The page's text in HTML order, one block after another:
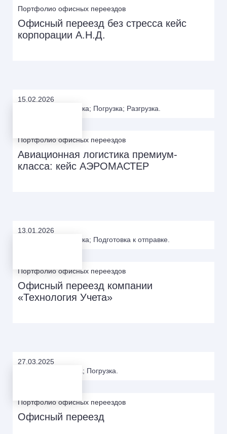
Портфолио офисных переездов
Офисный переезд без стресса кейс
корпорации А.Н.Д.
15.02.2026
Подготовка; Упаковка; Погрузка; Разгрузка.
Портфолио офисных переездов
Авиационная логистика премиум-
класса: кейс АЭРОМАСТЕР
13.01.2026
Упаковка; Обрешетка; Подготовка к отправке.
Портфолио офисных переездов
Офисный переезд компании
«Технология Учета»
27.03.2025
Разборка; Упаковка; Погрузка.
Портфолио офисных переездов
Офисный переезд